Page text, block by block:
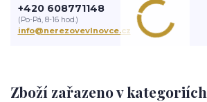
Zboží zařazeno v kategoriích
+420 608771148
(Po-Pá, 8-16 hod.)
info@nerezovevlnovce.cz